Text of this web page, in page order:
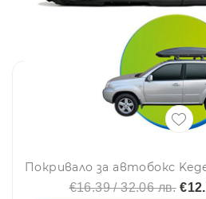
€16.39 / 32.06 лв.